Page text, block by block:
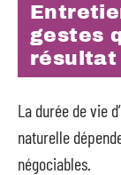
gestes
résultat
La durée de vie
naturelle
négociables.